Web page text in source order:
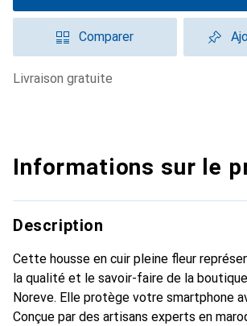
Comparer
livraison gratuite
Informations sur le
Description
Cette housse en cuir pleine fleur
la qualité et le savoir-faire de la
Noreve. Elle protège votre smartphone
Conçue par des artisans experts en